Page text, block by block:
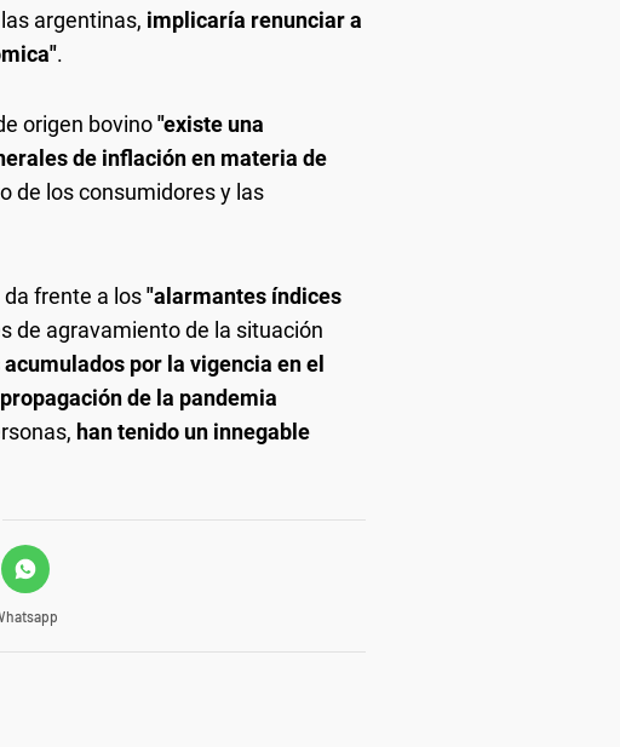
argentinas, implicaría renunciar a
.
origen bovino"existe una
de inflación en materia de
de los consumidores y las
frente a los"alarmantes índices
de agravamiento de la situación
por la vigencia en el
de la pandemia
han tenido un innegable